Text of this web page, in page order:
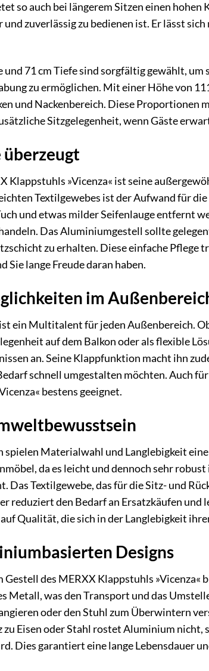
so auch bei längerem Sitzen einen
zuverlässig zu bedienen ist. Er lässt
und 71 cm Tiefe sind sorgfältig gewählt,
zu ermöglichen. Mit einer Höhe von
und Nackenbereich. Diese Proportionen
Sitzgelegenheit, wenn Gäste
Klappstuhls »Vicenza« ist seine
Textilgewebes ist der Aufwand für
und etwas milder Seifenlauge entfernt
Das Aluminiumgestell sollte
zu erhalten. Diese einfache Pflege
Sie lange Freude daran haben.
im
ein Multitalent für jeden Außenbereich.
auf dem Balkon oder als flexible
an. Seine Klappfunktion macht ihn
schnell umgestalten möchten. Auch
bestens geeignet.
spielen Materialwahl und Langlebigkeit
da es leicht und dennoch sehr robust
Textilgewebe, das für die Sitz- und
reduziert den Bedarf an Ersatzkäufen
Qualität, die sich in der Langlebigkeit
Designs
des MERXX Klappstuhls
Metall, was den Transport und das
oder den Stuhl zum Überwintern
Eisen oder Stahl rostet Aluminium
Dies garantiert eine lange Lebensdauer